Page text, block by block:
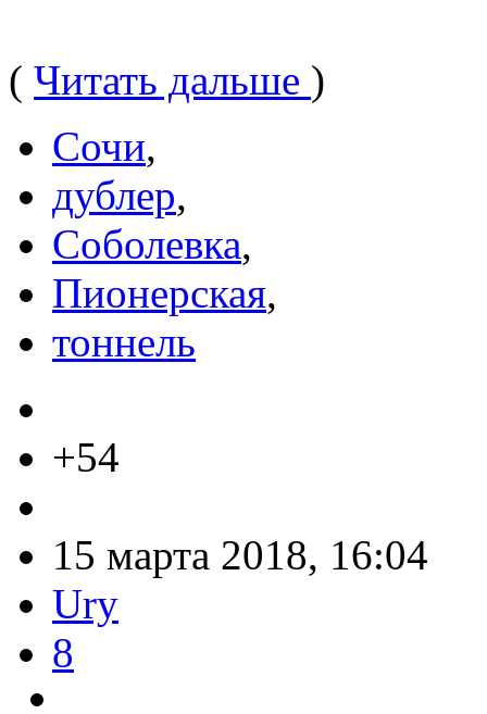
( Читать дальше )
Сочи,
дублер,
Соболевка,
Пионерская,
тоннель
+54
15 марта 2018, 16:04
Ury
8